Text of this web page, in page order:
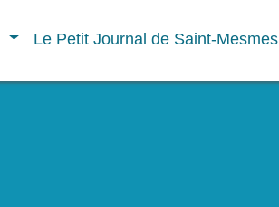
Le Petit Journal de Saint-Mesmes